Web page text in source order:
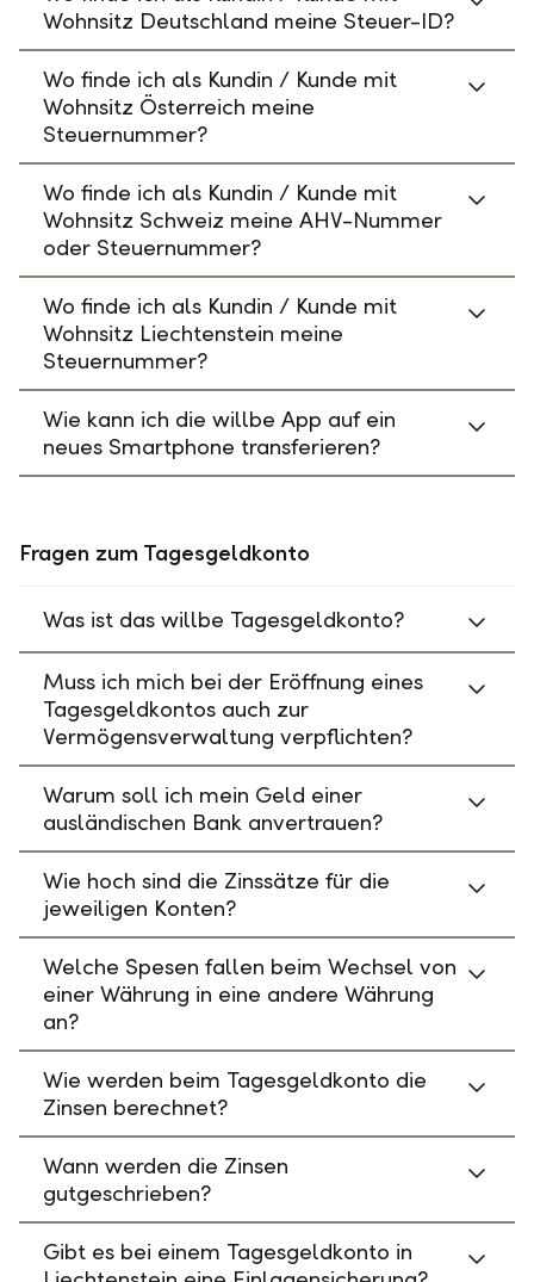
Wohnsitz Deutschland meine Steuer-ID?
Wo finde ich als Kundin / Kunde mit
Wohnsitz Österreich meine
Steuernummer?
Wo finde ich als Kundin / Kunde mit
Wohnsitz Schweiz meine AHV-Nummer
oder Steuernummer?
Wo finde ich als Kundin / Kunde mit
Wohnsitz Liechtenstein meine
Steuernummer?
Wie kann ich die willbe App auf ein
neues Smartphone transferieren?
Fragen zum Tagesgeldkonto
Was ist das willbe Tagesgeldkonto?
Muss ich mich bei der Eröffnung eines
Tagesgeldkontos auch zur
Vermögensverwaltung verpflichten?
Warum soll ich mein Geld einer
ausländischen Bank anvertrauen?
Wie hoch sind die Zinssätze für die
jeweiligen Konten?
Welche Spesen fallen beim Wechsel von
einer Währung in eine andere Währung
an?
Wie werden beim Tagesgeldkonto die
Zinsen berechnet?
Wann werden die Zinsen
gutgeschrieben?
Gibt es bei einem Tagesgeldkonto in